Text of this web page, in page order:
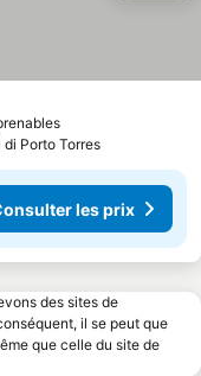
di Porto Torres
les prix
des sites de
il se peut que
que celle du site de